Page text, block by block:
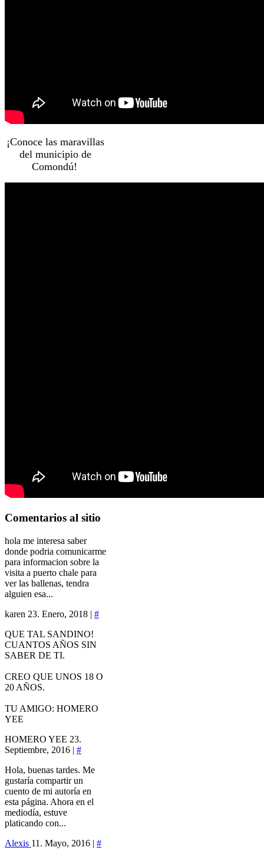
¡Conoce las maravillas
del municipio de
Comondú!
Comentarios al sitio
hola me interesa saber
donde podria comunicarme
para informacion sobre la
visita a puerto chale para
ver las ballenas, tendra
alguien esa...
karen 23. Enero, 2018 | #
QUE TAL SANDINO!
CUANTOS AÑOS SIN
SABER DE TI.
CREO QUE UNOS 18 O
20 AÑOS.
TU AMIGO: HOMERO
YEE
HOMERO YEE 23.
Septiembre, 2016 | #
Hola, buenas tardes. Me
gustaría compartir un
cuento de mi autoría en
esta página. Ahora en el
mediodía, estuve
platicando con...
Alexis 11. Mayo, 2016 | #